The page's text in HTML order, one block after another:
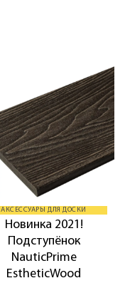
АКСЕССУАРЫ ДЛЯ ДОСКИ
Новинка 2021!
Подступёнок
NauticPrime
EstheticWood